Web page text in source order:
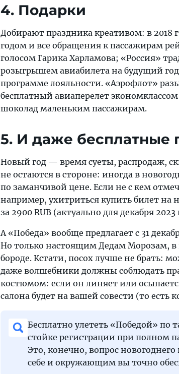
4. Подарки
Добирают праздника креативом: в 2018
годом и все обращения к пассажирам
голосом Гарика Харламова; «Россия»
розыгрышем авиабилета на будущий
программе лояльности. «Аэрофлот»
бесплатный авиаперелет
шоколад маленьким пассажирам.
5. И даже бесплатные
Новый год — время суеты, распродаж,
не остаются в стороне: иногда в
по заманчивой цене. Если не с кем
например, ухитриться купить билет на
за 2900 RUB (актуально для декабря 2023
А «Победа» вообще предлагает с 31
Но только настоящим Дедам Морозам,
бороде. Кстати, посох лучше не брать:
даже волшебники должны соблюдать
костюмом: если он линяет или
салона будет на вашей совести (то есть
Бесплатно улететь «Победой» по
стойке регистрации при полном
Это, конечно, вопрос
себе и окружающим вы точно